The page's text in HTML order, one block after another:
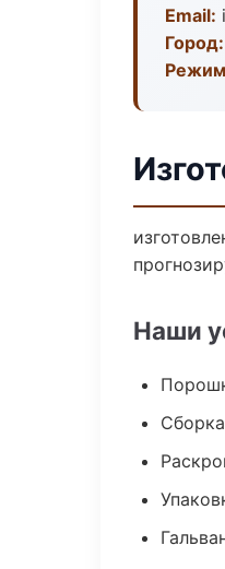
Email:
Город:
Наши